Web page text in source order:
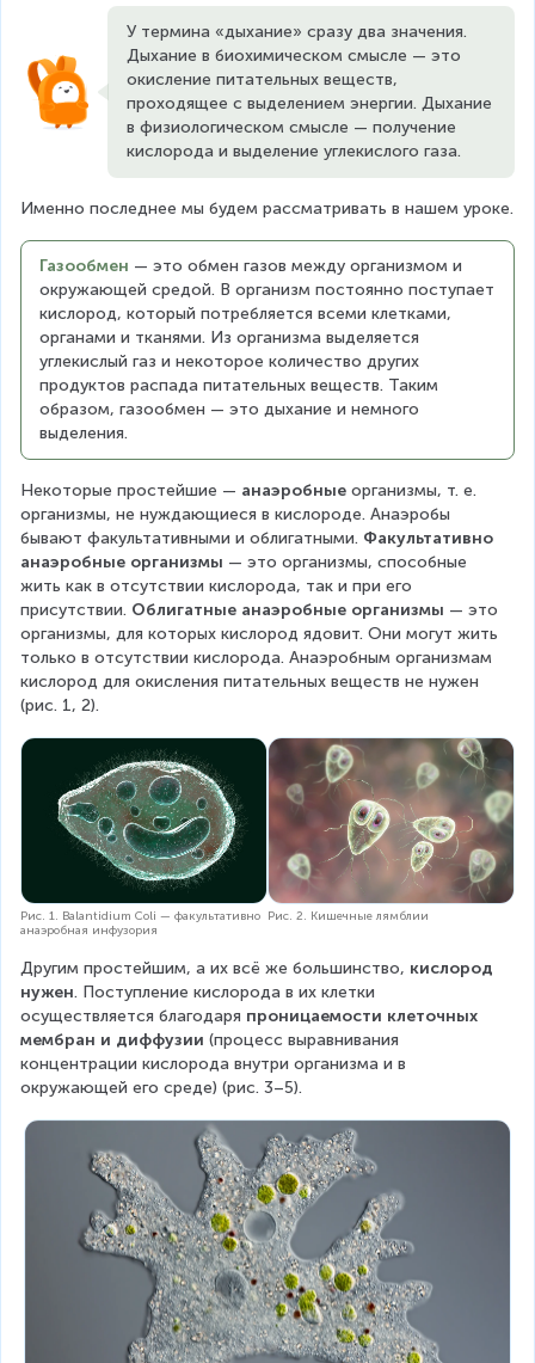
У термина «дыхание» сразу два значения.
Дыхание в биохимическом смысле — это
окисление питательных веществ,
проходящее с выделением энергии. Дыхание
в физиологическом смысле — получение
кислорода и выделение углекислого газа.
Именно последнее мы будем рассматривать в нашем уроке.
Газообмен — это обмен газов между организмом и
окружающей средой. В организм постоянно поступает
кислород, который потребляется всеми клетками,
органами и тканями. Из организма выделяется
углекислый газ и некоторое количество других
продуктов распада питательных веществ. Таким
образом, газообмен — это дыхание и немного
выделения.
Некоторые простейшие — анаэробные организмы, т. е.
организмы, не нуждающиеся в кислороде. Анаэробы
бывают факультативными и облигатными. Факультативно
анаэробные организмы — это организмы, способные
жить как в отсутствии кислорода, так и при его
присутствии. Облигатные анаэробные организмы — это
организмы, для которых кислород ядовит. Они могут жить
только в отсутствии кислорода. Анаэробным организмам
кислород для окисления питательных веществ не нужен
(рис. 1, 2).
Рис. 1. Balantidium Coli — факультативно
анаэробная инфузория
Рис. 2. Кишечные лямблии
Другим простейшим, а их всё же большинство, кислород
нужен. Поступление кислорода в их клетки
осуществляется благодаря проницаемости клеточных
мембран и диффузии (процесс выравнивания
концентрации кислорода внутри организма и в
окружающей его среде) (рис. 3–5).